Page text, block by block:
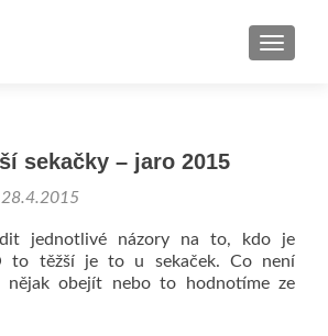
sekačky – jaro 2015
28.4.2015
jednotlivé názory na to, kdo je
to těžší je to u sekaček. Co není
nějak obejít nebo to hodnotíme ze